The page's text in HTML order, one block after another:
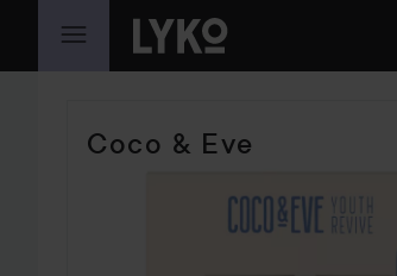
HOPPA TILL INNEHÅLLET
Coco & Eve
HOPPA ÖVER SEKTIONEN